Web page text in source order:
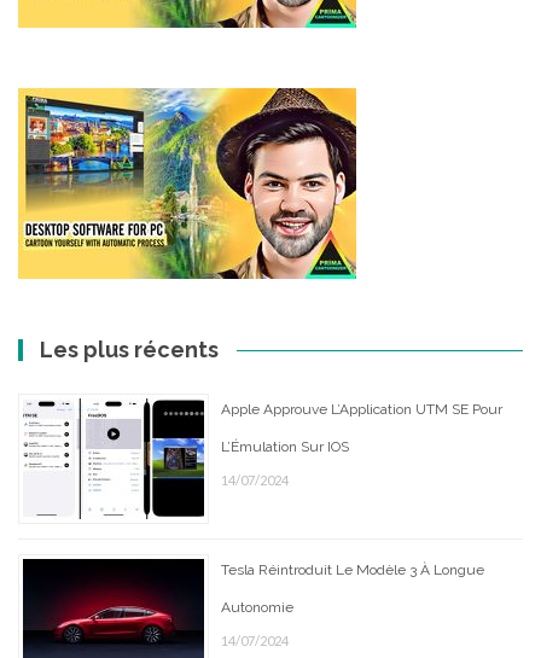
Les plus récents
Apple Approuve L’Application UTM SE Pour
L’Émulation Sur IOS
14/07/2024
Tesla Réintroduit Le Modèle 3 À Longue
Autonomie
14/07/2024